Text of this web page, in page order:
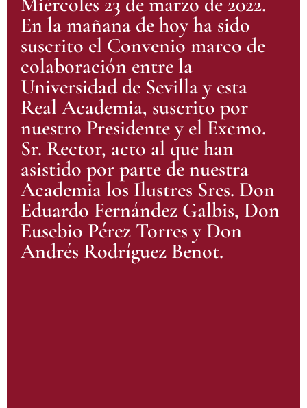
En la mañana de hoy ha sido
suscrito el Convenio marco de
colaboración entre la
Universidad de Sevilla y esta
Real Academia, suscrito por
nuestro Presidente y el Excmo.
Sr. Rector, acto al que han
asistido por parte de nuestra
Academia los Ilustres Sres. Don
Eduardo Fernández Galbis, Don
Eusebio Pérez Torres y Don
Andrés Rodríguez Benot.